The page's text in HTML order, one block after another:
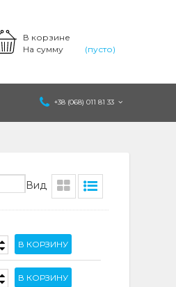
В корзине
На сумму
(пусто)
+38 (068) 011 81 33
Вид
В КОРЗИНУ
В КОРЗИНУ